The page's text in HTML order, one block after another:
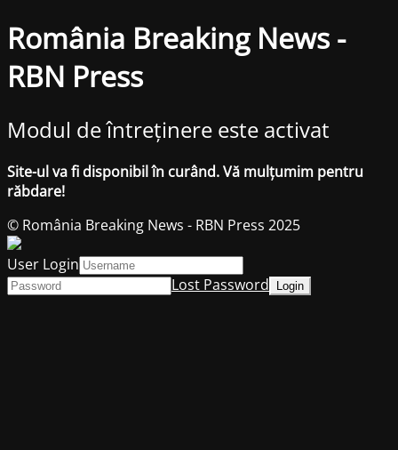
România Breaking News -
RBN Press
Modul de întreținere este activat
Site-ul va fi disponibil în curând. Vă mulțumim pentru
răbdare!
© România Breaking News - RBN Press 2025
User Login
Lost Password